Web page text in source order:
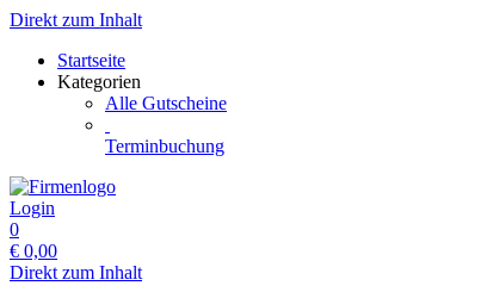
Direkt zum Inhalt
Startseite
Kategorien
Alle Gutscheine
Terminbuchung
Login
0
€ 0,00
Direkt zum Inhalt